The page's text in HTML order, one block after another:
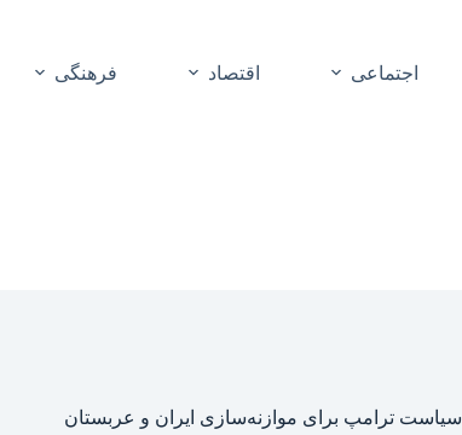
اجتماعی اقتصاد فرهنگی
سیاست ترامپ برای موازنه‌سازی ایران و عربستان